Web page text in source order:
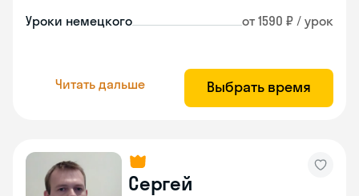
Уроки немецкого от 1590 ₽ / урок
Читать дальше Выбрать время
Сергей